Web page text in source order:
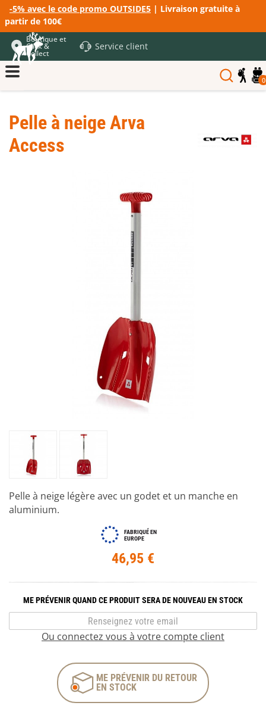
-5% avec le code promo OUTSIDE5 | Livraison gratuite à
partir de 100€
Boutique et
Click &
Collect
Service client
0
Pelle à neige Arva
Access
Pelle à neige légère avec un godet et un manche en
aluminium.
FABRIQUÉ EN
EUROPE
46,95 €
ME PRÉVENIR QUAND CE PRODUIT SERA DE NOUVEAU EN STOCK
Ou connectez vous à votre compte client
ME PRÉVENIR DU RETOUR
EN STOCK